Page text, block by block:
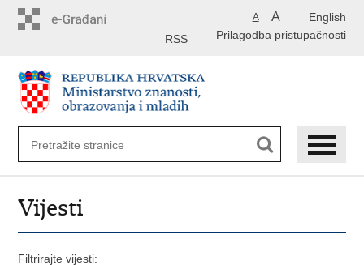
English
A A
Prilagodba pristupačnosti
RSS
Vijesti
Filtrirajte vijesti: